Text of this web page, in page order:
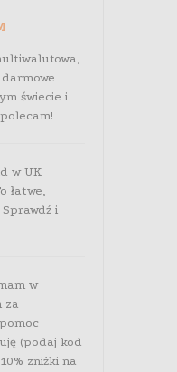
świecie i
w UK
łatwe,
i
w
za
(podaj kod
10% zniżki na